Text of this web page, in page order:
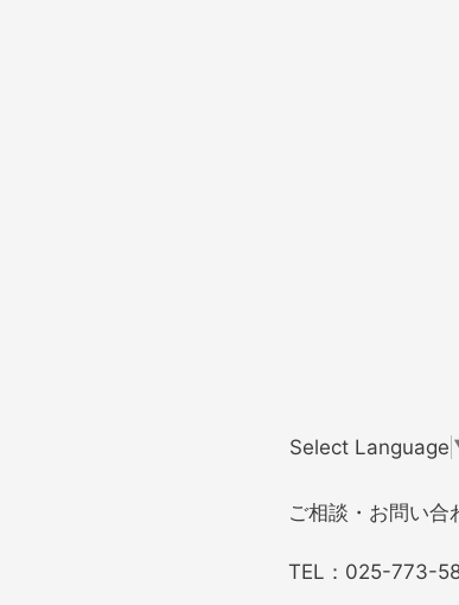
Select Language
ご相談・お問い合
TEL： 025-773-